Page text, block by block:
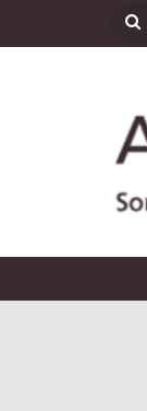
بحث